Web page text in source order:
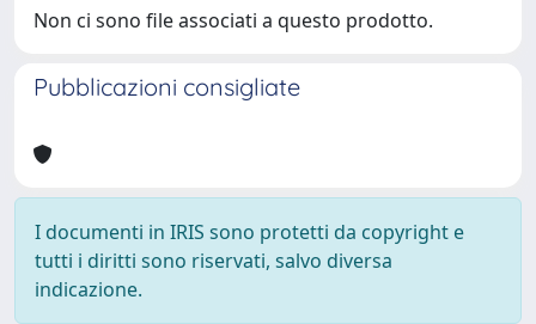
Non ci sono file associati a questo prodotto.
Pubblicazioni consigliate
I documenti in IRIS sono protetti da copyright e
tutti i diritti sono riservati, salvo diversa
indicazione.